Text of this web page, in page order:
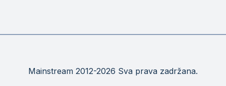
Mainstream 2012-2026 Sva prava zadržana.